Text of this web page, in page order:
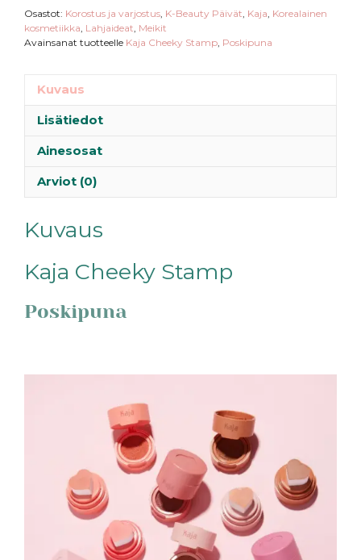
Osastot: Korostus ja varjostus K-Beauty Päivät Kaja Korealainen
kosmetiikka Lahjaideat Meikit
Avainsanat tuotteelle Kaja Cheeky Stamp Poskipuna
Kuvaus
Lisätiedot
Ainesosat
Arviot (0)
Kuvaus
Kaja Cheeky Stamp
Poskipuna